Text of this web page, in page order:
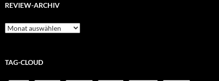
REVIEW-ARCHIV
Review-
Archiv
TAG-CLOUD